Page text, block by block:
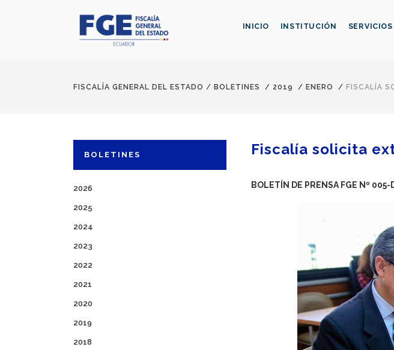
INICIO INSTITUCIÓN SERVICIOS
FISCALÍA GENERAL DEL ESTADO / BOLETINES / 2019 / ENERO / FISCALÍA
BOLETINES
2026
2025
2024
2023
2022
2021
2020
2019
2018
Fiscalía solicita
BOLETÍN DE PRENSA FGE Nº